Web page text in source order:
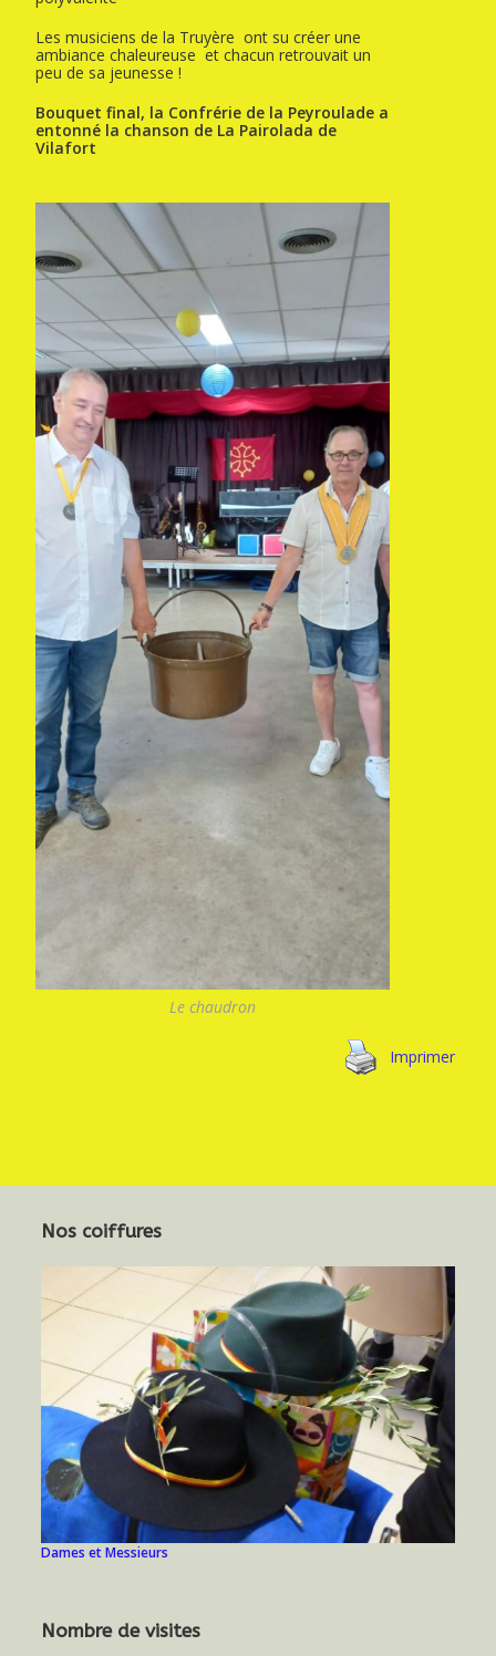
Les musiciens de la Truyère ont su créer une
ambiance chaleureuse et chacun retrouvait un
peu de sa jeunesse !
Bouquet final, la Confrérie de la Peyroulade a
entonné la chanson de La Pairolada de
Vilafort
Le chaudron
Imprimer
Nos coiffures
Dames et Messieurs
Nombre de visites